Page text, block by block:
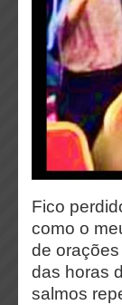
Fico
como o
de
das horas
salmos